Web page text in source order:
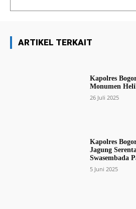
ARTIKEL TERKAIT
Kapolres
Monumen
26 Juli 2025
Kapolres
Jagung
Swasembada
5 Juni 2025